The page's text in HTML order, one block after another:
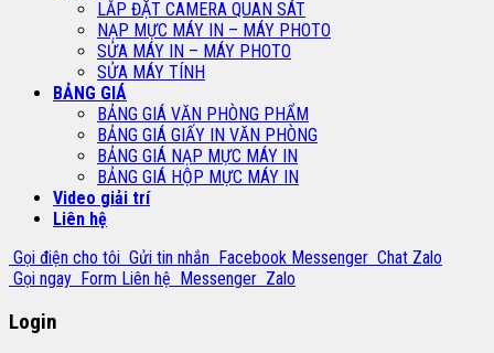
LẮP ĐẶT CAMERA QUAN SÁT
NẠP MỰC MÁY IN – MÁY PHOTO
SỬA MÁY IN – MÁY PHOTO
SỬA MÁY TÍNH
BẢNG GIÁ
BẢNG GIÁ VĂN PHÒNG PHẨM
BẢNG GIÁ GIẤY IN VĂN PHÒNG
BẢNG GIÁ NẠP MỰC MÁY IN
BẢNG GIÁ HỘP MỰC MÁY IN
Video giải trí
Liên hệ
Gọi điện cho tôi Gửi tin nhắn Facebook Messenger Chat Zalo
Gọi ngay Form Liên hệ Messenger Zalo
Login